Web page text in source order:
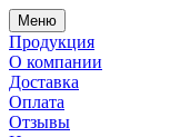
Меню
Продукция
О компании
Доставка
Оплата
Отзывы